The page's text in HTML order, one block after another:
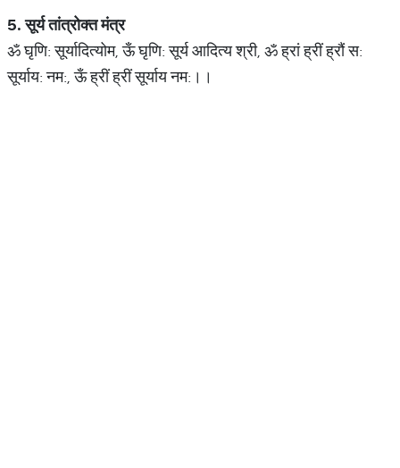
5.सूर्यतांत्रोक्तमंत्र
ॐ घृणि: सूर्यादित्योम, ऊँ घृणि: सूर्य आदित्य श्री, ॐ ह्रां ह्रीं ह्रौं स:
सूर्याय: नम:, ऊँ ह्रीं ह्रीं सूर्याय नम:।।